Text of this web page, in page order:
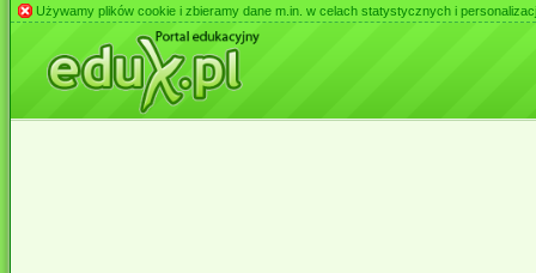
Używamy plików cookie i zbieramy dane m.in. w celach statystycznych i